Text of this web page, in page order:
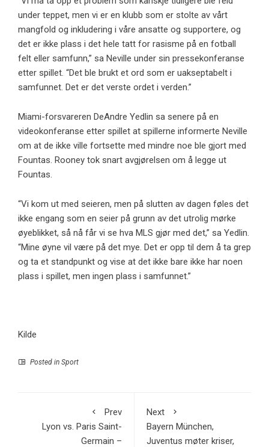
under teppet, men vi er en klubb som er stolte av vårt
mangfold og inkludering i våre ansatte og supportere, og
det er ikke plass i det hele tatt for rasisme på en fotball
felt eller samfunn,” sa Neville under sin pressekonferanse
etter spillet. “Det ble brukt et ord som er uakseptabelt i
samfunnet. Det er det verste ordet i verden.”
Miami-forsvareren DeAndre Yedlin sa senere på en
videokonferanse etter spillet at spillerne informerte Neville
om at de ikke ville fortsette med mindre noe ble gjort med
Fountas. Rooney tok snart avgjørelsen om å legge ut
Fountas.
“Vi kom ut med seieren, men på slutten av dagen føles det
ikke engang som en seier på grunn av det utrolig mørke
øyeblikket, så nå får vi se hva MLS gjør med det,” sa Yedlin.
“Mine øyne vil være på det mye. Det er opp til dem å ta grep
og ta et standpunkt og vise at det ikke bare ikke har noen
plass i spillet, men ingen plass i samfunnet.”
Kilde
Posted in Sport
Prev
Lyon vs. Paris Saint-
Germain –
Next
Bayern München,
Juventus møter kriser,